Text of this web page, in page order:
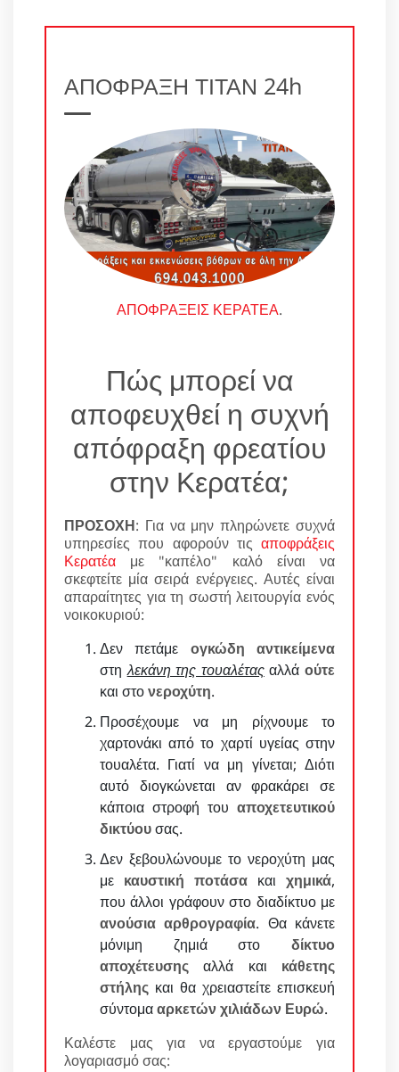
ΑΠΟΦΡΑΞΗ ΤΙΤΑΝ 24h
ΑΠΟΦΡΑΞΕΙΣ ΚΕΡΑΤΕΑ.
Πώς μπορεί να
αποφευχθεί η συχνή
απόφραξη φρεατίου
στην Κερατέα;
ΠΡΟΣΟΧΗ: Για να μην πληρώνετε συχνά
υπηρεσίες που αφορούν τις αποφράξεις
Κερατέα με "καπέλο" καλό είναι να
σκεφτείτε μία σειρά ενέργειες. Αυτές είναι
απαραίτητες για τη σωστή λειτουργία ενός
νοικοκυριού:
Δεν πετάμε ογκώδη αντικείμενα
στηλεκάνη της τουαλέταςαλλάούτε
και στονεροχύτη.
Προσέχουμε να μη ρίχνουμε το
χαρτονάκι από το χαρτί υγείας στην
τουαλέτα. Γιατί να μη γίνεται; Διότι
αυτό διογκώνεται αν φρακάρει σε
κάποια στροφή του αποχετευτικού
δικτύουσας.
Δεν ξεβουλώνουμε το νεροχύτη μας
με καυστική ποτάσα και χημικά,
που άλλοι γράφουν στο διαδίκτυο με
ανούσια αρθρογραφία. Θα κάνετε
μόνιμη ζημιά στο δίκτυο
αποχέτευσης αλλά και κάθετης
στήλης και θα χρειαστείτε επισκευή
σύντομααρκετών χιλιάδων Ευρώ.
Καλέστε μας για να εργαστούμε για
λογαριασμό σας: